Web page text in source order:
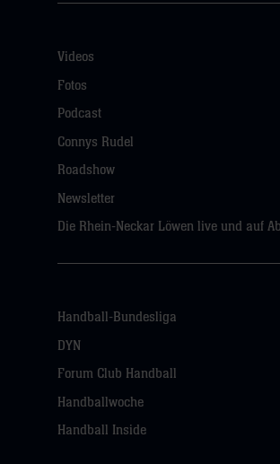
Videos
Fotos
Podcast
Connys Rudel
Roadshow
Newsletter
Die Rhein-Neckar Löwen live und auf
Handball-Bundesliga
DYN
Forum Club Handball
Handballwoche
Handball Inside